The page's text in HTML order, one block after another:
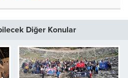
Diğer Konular